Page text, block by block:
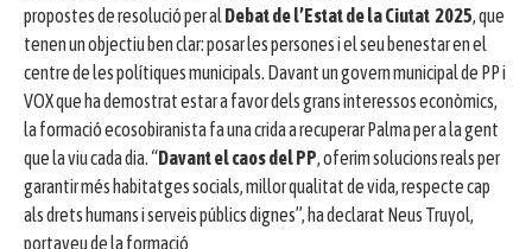
propostes de resolució per al Debat de l’Estat de la Ciutat 2025, que
tenen un objectiu ben clar: posar les persones i el seu benestar en el
centre de les polítiques municipals. Davant un govern municipal de PP i
VOX que ha demostrat estar a favor dels grans interessos econòmics,
la formació ecosobiranista fa una crida a recuperar Palma per a la gent
que la viu cada dia. “Davant el caos del PP, oferim solucions reals per
garantir més habitatges socials, millor qualitat de vida, respecte cap
als drets humans i serveis públics dignes”, ha declarat Neus Truyol,
portaveu de la formació